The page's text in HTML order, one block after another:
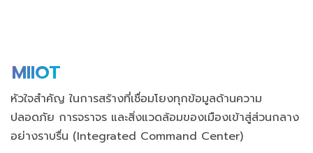
MIIOT
หัวใจสำคัญ ในการสร้างที่เชื่อมโยงทุกข้อมูลด้านความ
ปลอดภัย การจราจร และสิ่งแวดล้อมของเมืองเข้าสู่ส่วนกลาง
อย่างราบรื่น (Integrated Command Center)